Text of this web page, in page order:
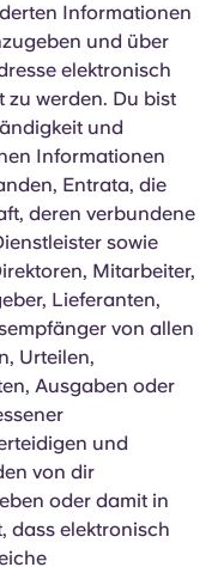
Informationen
und über
elektronisch
zu werden. Du bist
und
Informationen
Entrata, die
deren verbundene
sowie
Mitarbeiter,
Lieferanten,
von allen
Urteilen,
Ausgaben oder
und
von dir
oder damit in
dass elektronisch